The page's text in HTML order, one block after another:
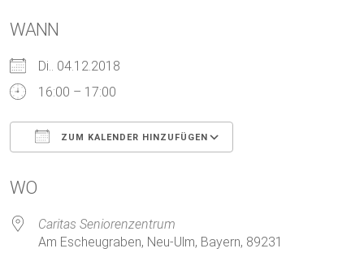
WANN
Di.. 04.12.2018
16:00 – 17:00
ZUM KALENDER HINZUFÜGEN
WO
Caritas Seniorenzentrum
Am Escheugraben, Neu-Ulm, Bayern, 89231